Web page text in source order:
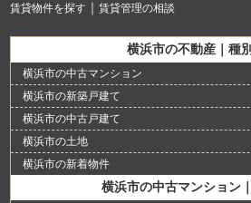
賃貸物件を探す 賃貸管理の相談
横浜市の不動産｜種
横浜市の中古マンション
横浜市の新築戸建て
横浜市の中古戸建て
横浜市の土地
横浜市の新着物件
横浜市の中古マンション